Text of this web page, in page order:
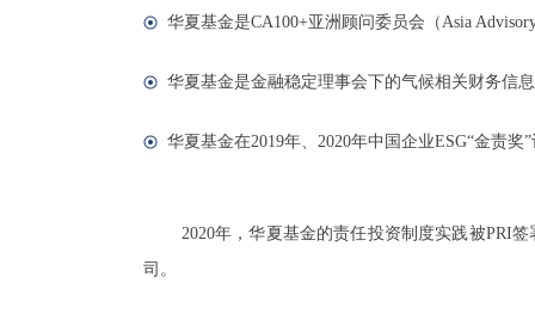
华夏基金是CA100+亚洲顾问委员会（Asia
华夏基金是金融稳定理事会下的气候相关财务信
华夏基金在2019年、2020年中国企业ESG“金责
2020年，华夏基金的责任投资制度实践被PRI
司。